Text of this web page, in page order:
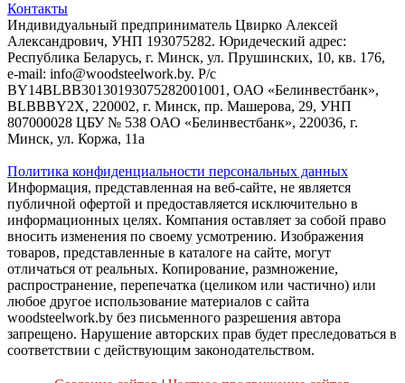
Контакты
Индивидуальный предприниматель Цвирко Алексей
Александрович, УНП 193075282. Юридеческий адрес:
Республика Беларусь, г. Минск, ул. Прушинских, 10, кв. 176,
e-mail: info@woodsteelwork.by. Р/с
BY14BLBB30130193075282001001, ОАО «Белинвестбанк»,
BLBBBY2X, 220002, г. Минск, пр. Машерова, 29, УНП
807000028 ЦБУ № 538 ОАО «Белинвестбанк», 220036, г.
Минск, ул. Коржа, 11а
Политика конфиденциальности персональных данных
Информация, представленная на веб-сайте, не является
публичной офертой и предоставляется исключительно в
информационных целях. Компания оставляет за собой право
вносить изменения по своему усмотрению. Изображения
товаров, представленные в каталоге на сайте, могут
отличаться от реальных. Копирование, размножение,
распространение, перепечатка (целиком или частично) или
любое другое использование материалов с сайта
woodsteelwork.by без письменного разрешения автора
запрещено. Нарушение авторских прав будет преследоваться в
соответствии с действующим законодательством.